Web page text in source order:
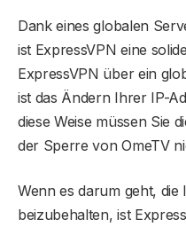
Dank eines globalen
ist ExpressVPN eine
ExpressVPN über ein
ist das Ändern Ihrer IP-
diese Weise müssen Sie
der Sperre von OmeTV
Wenn es darum geht, die
beizubehalten, ist